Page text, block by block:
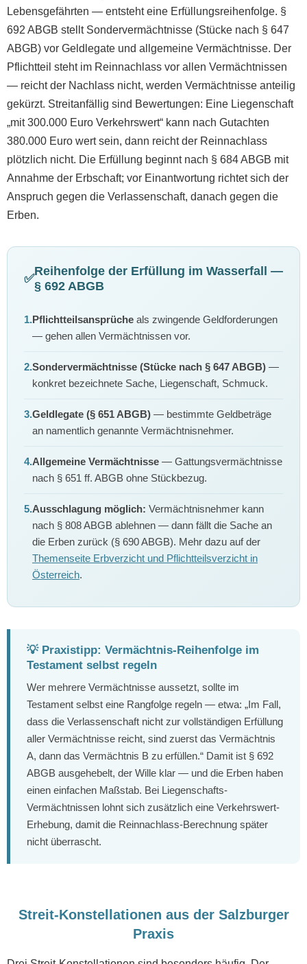
Lebensgefährten — entsteht eine Erfüllungsreihenfolge. §
692 ABGB stellt Sondervermächtnisse (Stücke nach § 647
ABGB) vor Geldlegate und allgemeine Vermächtnisse. Der
Pflichtteil steht im Reinnachlass vor allen Vermächtnissen
— reicht der Nachlass nicht, werden Vermächtnisse anteilig
gekürzt. Streitanfällig sind Bewertungen: Eine Liegenschaft
„mit 300.000 Euro Verkehrswert“ kann nach Gutachten
380.000 Euro wert sein, dann reicht der Reinnachlass
plötzlich nicht. Die Erfüllung beginnt nach § 684 ABGB mit
Annahme der Erbschaft; vor Einantwortung richtet sich der
Anspruch gegen die Verlassenschaft, danach gegen die
Erben.
✅
Reihenfolge der Erfüllung im Wasserfall —
§ 692 ABGB
1.Pflichtteilsansprüche als zwingende Geldforderungen
— gehen allen Vermächtnissen vor.
2.Sondervermächtnisse (Stücke nach § 647 ABGB) —
konkret bezeichnete Sache, Liegenschaft, Schmuck.
3.Geldlegate (§ 651 ABGB) — bestimmte Geldbeträge
an namentlich genannte Vermächtnisnehmer.
4.Allgemeine Vermächtnisse — Gattungsvermächtnisse
nach § 651 ff. ABGB ohne Stückbezug.
5.Ausschlagung möglich: Vermächtnisnehmer kann
nach § 808 ABGB ablehnen — dann fällt die Sache an
die Erben zurück (§ 690 ABGB). Mehr dazu auf der
Themenseite Erbverzicht und Pflichtteilsverzicht in
Österreich.
💡 Praxistipp: Vermächtnis-Reihenfolge im
Testament selbst regeln
Wer mehrere Vermächtnisse aussetzt, sollte im
Testament selbst eine Rangfolge regeln — etwa: „Im Fall,
dass die Verlassenschaft nicht zur vollständigen Erfüllung
aller Vermächtnisse reicht, sind zuerst das Vermächtnis
A, dann das Vermächtnis B zu erfüllen.“ Damit ist § 692
ABGB ausgehebelt, der Wille klar — und die Erben haben
einen einfachen Maßstab. Bei Liegenschafts-
Vermächtnissen lohnt sich zusätzlich eine Verkehrswert-
Erhebung, damit die Reinnachlass-Berechnung später
nicht überrascht.
Streit-Konstellationen aus der Salzburger
Praxis